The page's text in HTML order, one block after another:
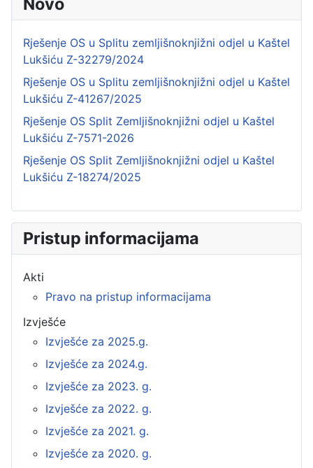
Rješenje OS u Splitu zemljišnoknjižni odjel u Kaštel
Lukšiću Z-32279/2024
Rješenje OS u Splitu zemljišnoknjižni odjel u Kaštel
Lukšiću Z-41267/2025
Rješenje OS Split Zemljišnoknjižni odjel u Kaštel
Lukšiću Z-7571-2026
Rješenje OS Split Zemljišnoknjižni odjel u Kaštel
Lukšiću Z-18274/2025
Pristup informacijama
Akti
Pravo na pristup informacijama
Izvješće
Izvješće za 2025.g.
Izvješće za 2024.g.
Izvješće za 2023. g.
Izvješće za 2022. g.
Izvješće za 2021. g.
Izvješće za 2020. g.